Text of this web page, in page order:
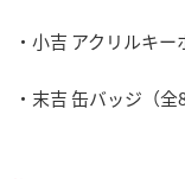
・小吉 アクリルキー
・末吉 缶バッジ（全8